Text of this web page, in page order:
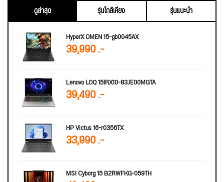
ดูล่าสุด รุ่นใกล้เคียง
รุ่นแนะนำ
HyperX OMEN 15-gb0045AX
39,990 .-
Lenovo LOQ 15IRX10-83JE00MGTA
39,490 .-
HP Victus 16-r0356TX
33,990 .-
MSI Cyborg 15 B2RWFKG-059TH